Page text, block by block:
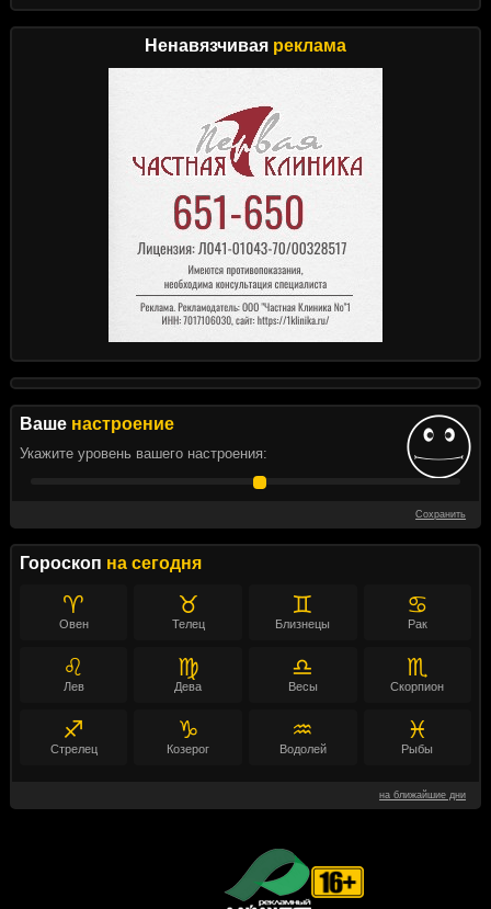
Ненавязчивая реклама
Ваше настроение
Укажите уровень вашего настроения:
Сохранить
Гороскоп на сегодня
♈
Овен
♉
Телец
♊
Близнецы
♋
Рак
♌
Лев
♍
Дева
♎
Весы
♏
Скорпион
♐
Стрелец
♑
Козерог
♒
Водолей
♓
Рыбы
на ближайшие дни